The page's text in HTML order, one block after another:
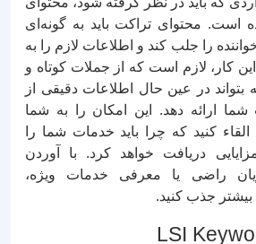
است. محتوای تراکت باید به گونه‌ای
را جلب کند و اطلاعات لازم را به
کار، لازم است که از جملات کوتاه و
بتواند در عین حال اطلاعات دقیقی از
ارائه دهد. این امکان را به شما
القاء کنید که چرا باید خدمات شما را
دریافت خواهد کرد. با آوردن
راضی یا معرفی خدمات ویژه،
بیشتر جذب کنید.